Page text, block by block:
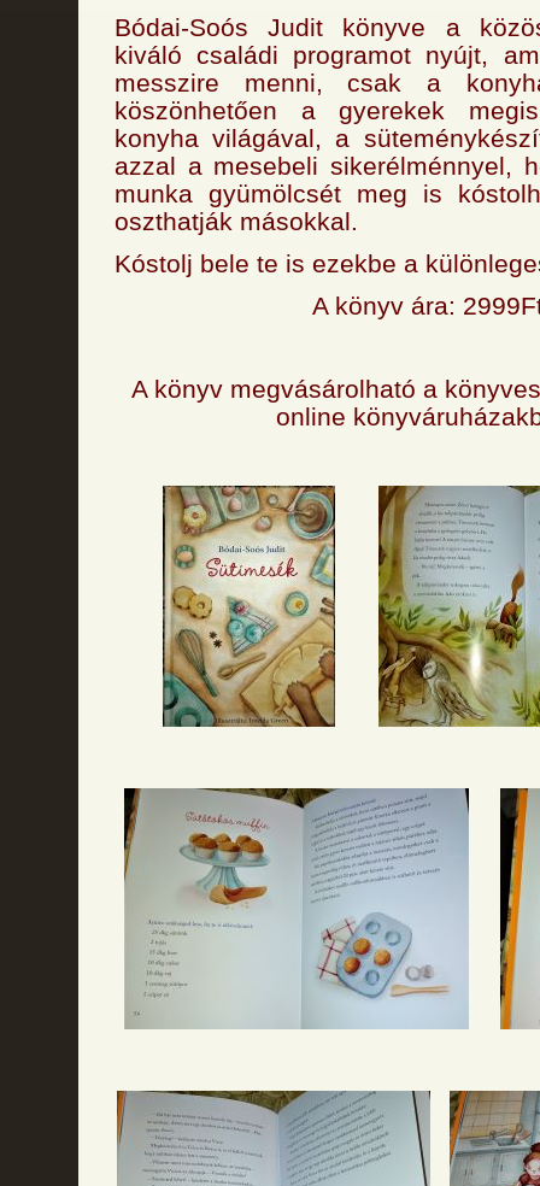
Bódai-Soós Judit könyve a
kiváló családi programot nyújt,
messzire menni, csak a
köszönhetően a gyerekek
konyha világával, a
azzal a mesebeli sikerélménnyel,
munka gyümölcsét meg is
oszthatják másokkal.
Kóstolj bele te is ezekbe a
A könyv ára:
A könyv megvásárolható a
online